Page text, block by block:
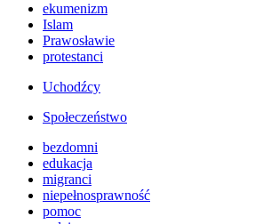
ekumenizm
Islam
Prawosławie
protestanci
Uchodźcy
Społeczeństwo
bezdomni
edukacja
migranci
niepełnosprawność
pomoc